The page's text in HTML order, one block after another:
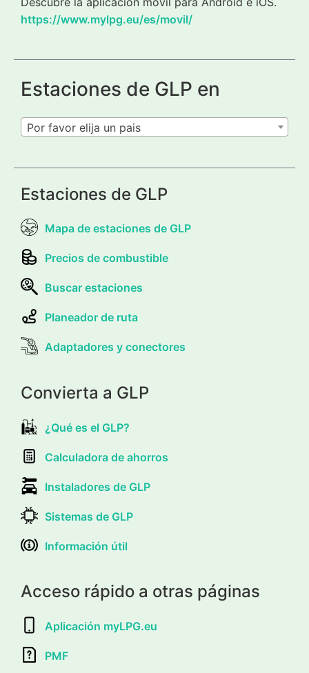
https://www.mylpg.eu/es/movil/
Estaciones de GLP en
Por favor elija un pais
Estaciones de GLP
Mapa de estaciones de GLP
Precios de combustible
Buscar estaciones
Planeador de ruta
Adaptadores y conectores
Convierta a GLP
¿Qué es el GLP?
Calculadora de ahorros
Instaladores de GLP
Sistemas de GLP
Información útil
Acceso rápido a otras páginas
Aplicación myLPG.eu
PMF